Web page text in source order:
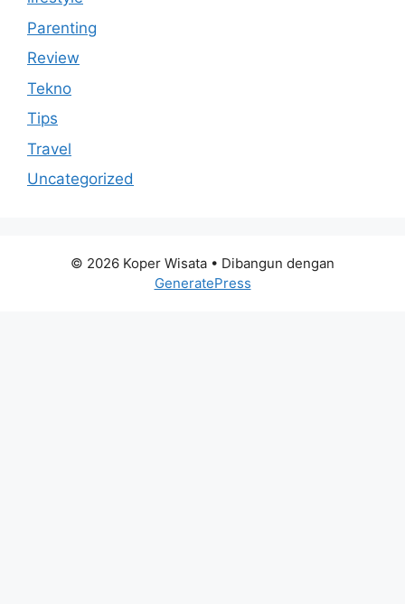
Parenting
Review
Tekno
Tips
Travel
Uncategorized
© 2026 Koper Wisata • Dibangun dengan
GeneratePress